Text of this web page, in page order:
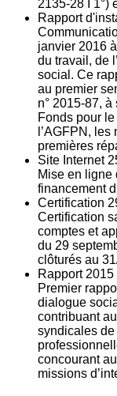
2135‐28 I 1°)
Rapport
janvier 2016
du travail, de
social. Ce
au premier
n° 2015-87,
Fonds pour
l’AGFPN,
premières
Site Internet
Mise en ligne
financement
Certification
Certification
comptes et
du 29
clôturés au
Rapport 2015
Premier
dialogue
contribuant
syndicales
concourant
missions